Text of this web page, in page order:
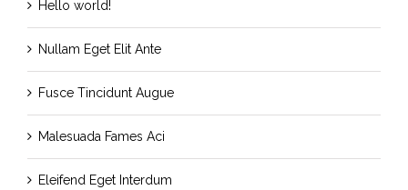
Hello world!
Nullam Eget Elit Ante
Fusce Tincidunt Augue
Malesuada Fames Aci
Eleifend Eget Interdum